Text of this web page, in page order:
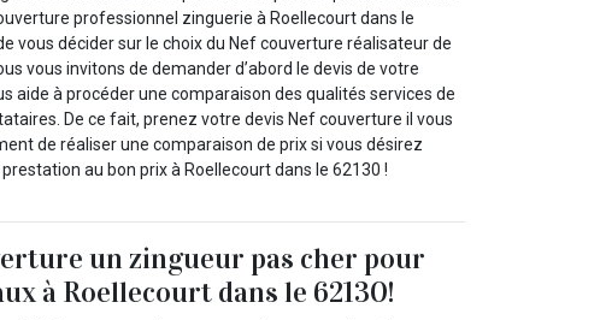
professionnel zinguerie à Roellecourt dans le
vous décider sur le choix du Nef couverture réalisateur de
vous invitons de demander d’abord le devis de votre
aide à procéder une comparaison des qualités services de
De ce fait, prenez votre devis Nef couverture il vous
de réaliser une comparaison de prix si vous désirez
au bon prix à Roellecourt dans le 62130 !
un zingueur pas cher pour
à Roellecourt dans le 62130!